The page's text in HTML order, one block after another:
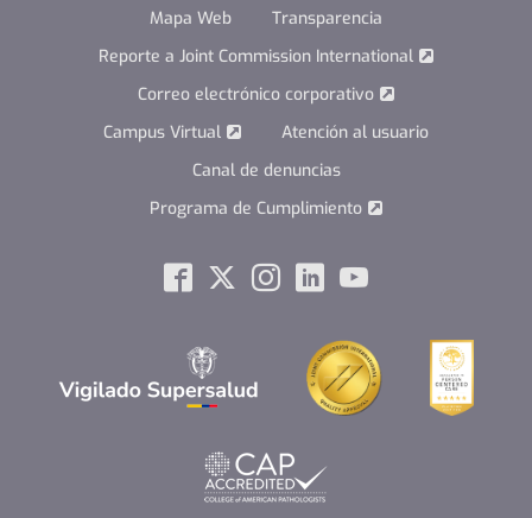
Mapa Web
Transparencia
Reporte a Joint Commission International
Correo electrónico corporativo
Campus Virtual
Atención al usuario
Canal de denuncias
Programa de Cumplimiento